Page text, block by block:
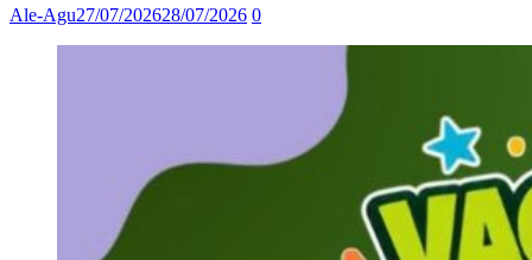
Ale-Agu27/07/202628/07/2026 0